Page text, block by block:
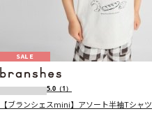
SALE
5.0 （1）
【ブランシェスmini】アソート半袖Tシャツ